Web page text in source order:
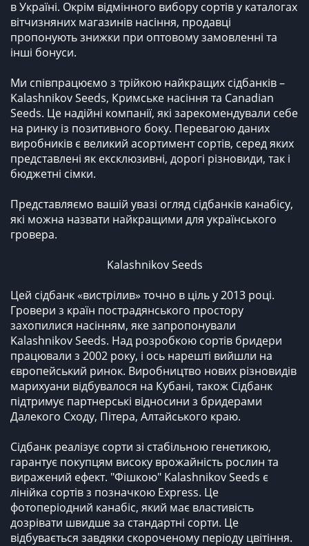
в Україні. Окрім відмінного вибору сортів у каталогах
вітчизняних магазинів насіння, продавці
пропонують знижки при оптовому замовленні та
інші бонуси.
Ми співпрацюємо з трійкою найкращих сідбанків –
Kalashnikov Seeds, Кримське насіння та Canadian
Seeds. Це надійні компанії, які зарекомендували себе
на ринку із позитивного боку. Перевагою даних
виробників є великий асортимент сортів, серед яких
представлені як ексклюзивні, дорогі різновиди, так і
бюджетні сімки.
Представляємо вашій увазі огляд сідбанків канабісу,
які можна назвати найкращими для українського
гровера.
Kalashnikov Seeds
Цей сідбанк «вистрілив» точно в ціль у 2013 році.
Гровери з країн пострадянського простору
захопилися насінням, яке запропонували
Kalashnikov Seeds. Над розробкою сортів бридери
працювали з 2002 року, і ось нарешті вийшли на
європейський ринок. Виробництво нових різновидів
марихуани відбувалося на Кубані, також Сідбанк
підтримує партнерські відносини з бридерами
Далекого Сходу, Пітера, Алтайського краю.
Сідбанк реалізує сорти зі стабільною генетикою,
гарантує покупцям високу врожайність рослин та
виражений ефект. "Фішкою" Kalashnikov Seeds є
лінійка сортів з позначкою Express. Це
фотоперіодний канабіс, який має властивість
дозрівати швидше за стандартні сорти. Це
відбувається завдяки скороченому періоду цвітіння.